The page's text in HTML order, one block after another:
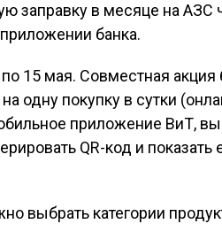
заправку в месяце на АЗС
банка.
15 мая. Совместная акция
одну покупку в сутки
приложение ВиТ,
QR-код и показать
выбрать категории